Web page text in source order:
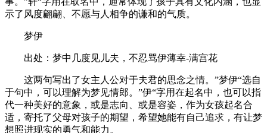
示了风度翩翩、不愿与人相争的谦和的气质。
梦伊
出处：梦中几度见儿夫，不忍骂伊薄幸-满宫花
这两句写出了女主人公对于夫君的思念之情。”梦伊“选自
于句中，可以理解为梦见情郎。”伊“字用在起名中，也可以指
代一种美好的意象，或是志向、或是容姿，作为女孩起名合
适，寄托了父母对孩子的期望，希望她能有自己追求，有让梦
想照进现实的勇气和能力。